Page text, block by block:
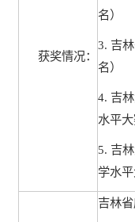
获奖情况：
名）
3. 吉
名）
4. 吉
水平
5. 吉
学水
吉林